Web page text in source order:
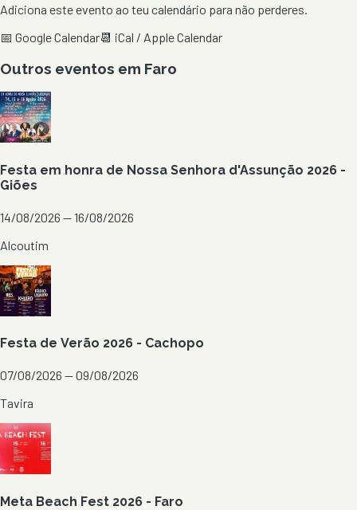
Adiciona este evento ao teu calendário para não perderes.
📅 Google Calendar📆 iCal / Apple Calendar
Outros eventos em Faro
Festa em honra de Nossa Senhora d'Assunção 2026 -
Giões
14/08/2026 — 16/08/2026
Alcoutim
Festa de Verão 2026 - Cachopo
07/08/2026 — 09/08/2026
Tavira
Meta Beach Fest 2026 - Faro